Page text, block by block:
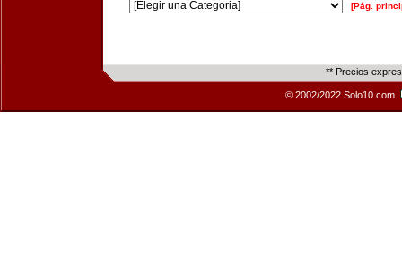
[Pág.
** Precios
© 2002/2022 Solo10.com